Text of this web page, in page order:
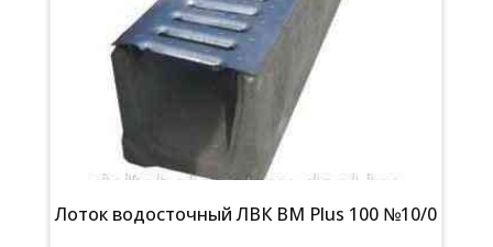
Лоток водосточный ЛВК ВМ Plus 100 №10/0